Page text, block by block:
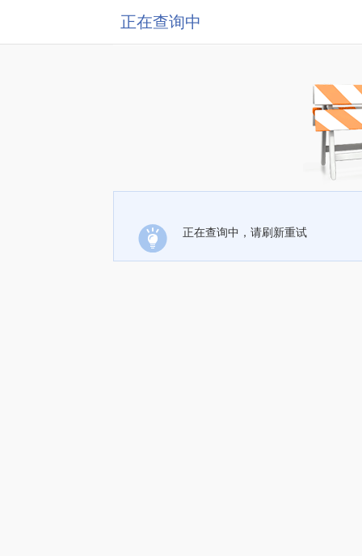
正在查询中
正在查询中，请刷新重试